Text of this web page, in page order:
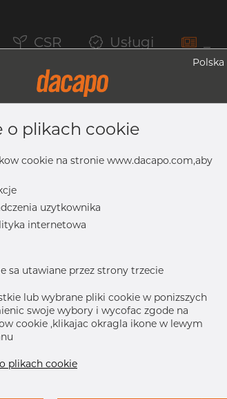
CSR Usługi
A-403 WP-W, 3/4",
W, 3/4", spawany
Polska
o plikach cookie
cookie na stronie www.dacapo.com,aby
uzytkownika
internetowa
sa utawiane przez strony trzecie
lub wybrane pliki cookie w ponizszych
swoje wybory i wycofac zgode na
cookie ,klikajac okragla ikone w lewym
plikach cookie